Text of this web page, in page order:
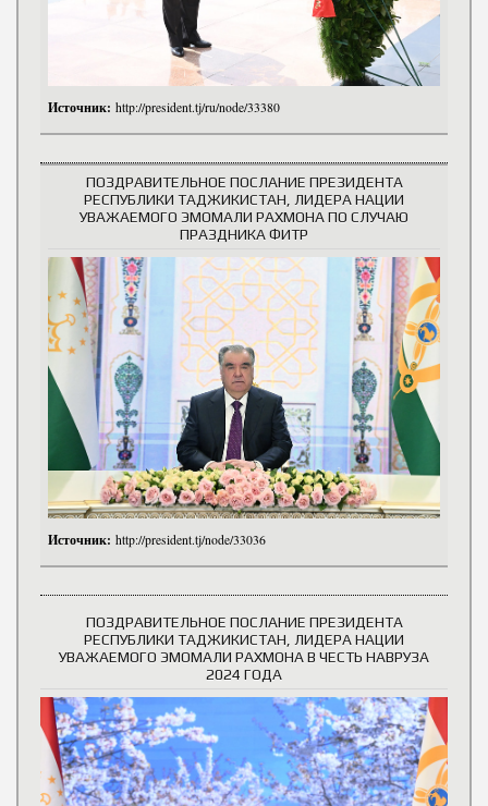
Источник: http://president.tj/ru/node/33380
ПОЗДРАВИТЕЛЬНОЕ ПОСЛАНИЕ ПРЕЗИДЕНТА
РЕСПУБЛИКИ ТАДЖИКИСТАН, ЛИДЕРА НАЦИИ
УВАЖАЕМОГО ЭМОМАЛИ РАХМОНА ПО СЛУЧАЮ
ПРАЗДНИКА ФИТР
Источник: http://president.tj/node/33036
ПОЗДРАВИТЕЛЬНОЕ ПОСЛАНИЕ ПРЕЗИДЕНТА
РЕСПУБЛИКИ ТАДЖИКИСТАН, ЛИДЕРА НАЦИИ
УВАЖАЕМОГО ЭМОМАЛИ РАХМОНА В ЧЕСТЬ НАВРУЗА
2024 ГОДА